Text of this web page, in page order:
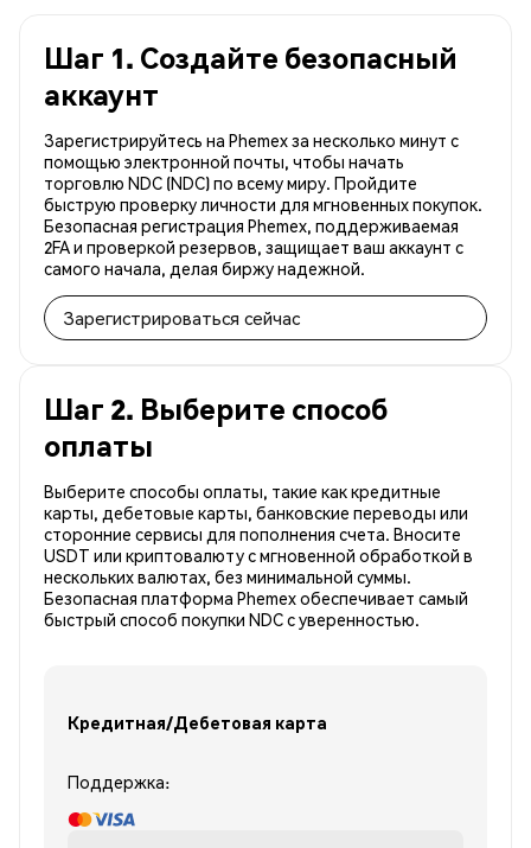
Шаг 1. Создайте безопасный
аккаунт
Зарегистрируйтесь на Phemex за несколько минут с
помощью электронной почты, чтобы начать
торговлю NDC (NDC) по всему миру. Пройдите
быструю проверку личности для мгновенных покупок.
Безопасная регистрация Phemex, поддерживаемая
2FA и проверкой резервов, защищает ваш аккаунт с
самого начала, делая биржу надежной.
Зарегистрироваться сейчас
Шаг 2. Выберите способ
оплаты
Выберите способы оплаты, такие как кредитные
карты, дебетовые карты, банковские переводы или
сторонние сервисы для пополнения счета. Вносите
USDT или криптовалюту с мгновенной обработкой в
нескольких валютах, без минимальной суммы.
Безопасная платформа Phemex обеспечивает самый
быстрый способ покупки NDC с уверенностью.
Кредитная/Дебетовая карта
Поддержка: